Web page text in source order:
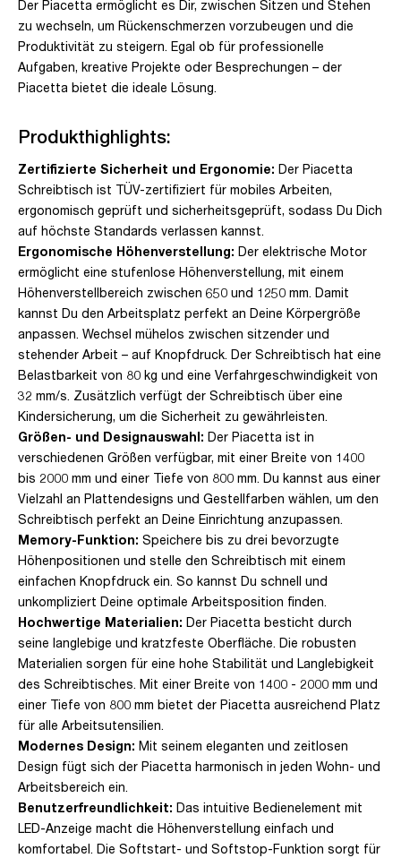
Der Piacetta ermöglicht es Dir, zwischen Sitzen und Stehen
zu wechseln, um Rückenschmerzen vorzubeugen und die
Produktivität zu steigern. Egal ob für professionelle
Aufgaben, kreative Projekte oder Besprechungen – der
Piacetta bietet die ideale Lösung.
Produkthighlights:
Zertifizierte Sicherheit und Ergonomie: Der Piacetta
Schreibtisch ist TÜV-zertifiziert für mobiles Arbeiten,
ergonomisch geprüft und sicherheitsgeprüft, sodass Du Dich
auf höchste Standards verlassen kannst.
Ergonomische Höhenverstellung: Der elektrische Motor
ermöglicht eine stufenlose Höhenverstellung, mit einem
Höhenverstellbereich zwischen 650 und 1250 mm. Damit
kannst Du den Arbeitsplatz perfekt an Deine Körpergröße
anpassen. Wechsel mühelos zwischen sitzender und
stehender Arbeit – auf Knopfdruck. Der Schreibtisch hat eine
Belastbarkeit von 80 kg und eine Verfahrgeschwindigkeit von
32 mm/s. Zusätzlich verfügt der Schreibtisch über eine
Kindersicherung, um die Sicherheit zu gewährleisten.
Größen- und Designauswahl: Der Piacetta ist in
verschiedenen Größen verfügbar, mit einer Breite von 1400
bis 2000 mm und einer Tiefe von 800 mm. Du kannst aus einer
Vielzahl an Plattendesigns und Gestellfarben wählen, um den
Schreibtisch perfekt an Deine Einrichtung anzupassen.
Memory-Funktion: Speichere bis zu drei bevorzugte
Höhenpositionen und stelle den Schreibtisch mit einem
einfachen Knopfdruck ein. So kannst Du schnell und
unkompliziert Deine optimale Arbeitsposition finden.
Hochwertige Materialien: Der Piacetta besticht durch
seine langlebige und kratzfeste Oberfläche. Die robusten
Materialien sorgen für eine hohe Stabilität und Langlebigkeit
des Schreibtisches. Mit einer Breite von 1400 - 2000 mm und
einer Tiefe von 800 mm bietet der Piacetta ausreichend Platz
für alle Arbeitsutensilien.
Modernes Design: Mit seinem eleganten und zeitlosen
Design fügt sich der Piacetta harmonisch in jeden Wohn- und
Arbeitsbereich ein.
Benutzerfreundlichkeit: Das intuitive Bedienelement mit
LED-Anzeige macht die Höhenverstellung einfach und
komfortabel. Die Softstart- und Softstop-Funktion sorgt für